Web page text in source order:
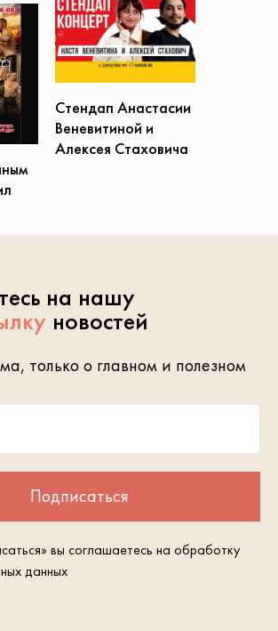
Стендап Анастасии
Веневитиной и
Алексея Стаховича
на нашу
новостей
только о главном и полезном
Подписаться
вы соглашаетесь на обработку
данных